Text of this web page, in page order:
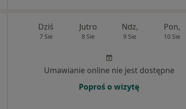
Dziś
7 Sie
Jutro
8 Sie
Ndz,
9 Sie
Pon,
10 Sie
Umawianie online nie jest dostępne
Poproś o wizytę